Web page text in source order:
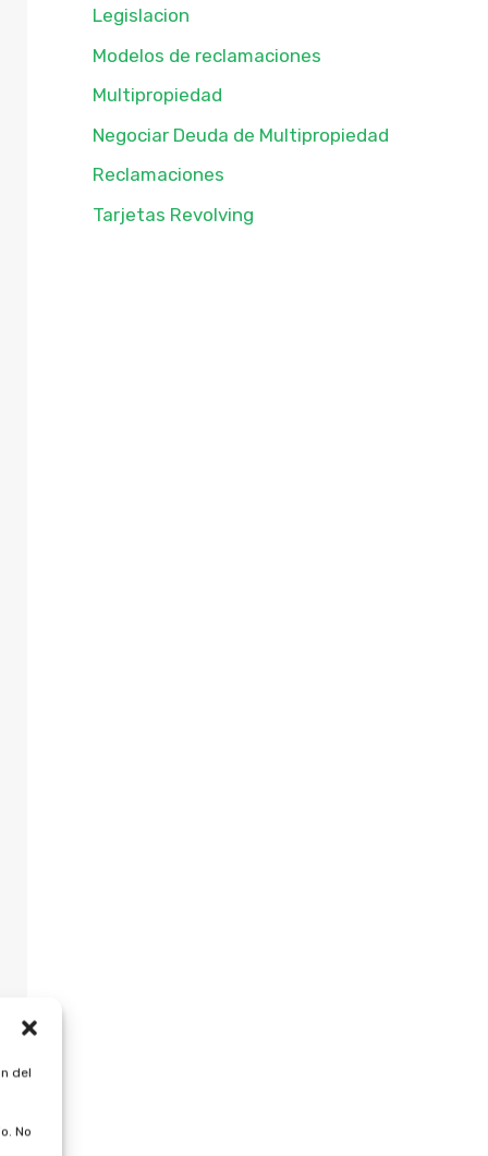
del
No
Legislacion
Modelos de reclamaciones
Multipropiedad
Negociar Deuda de Multipropiedad
Reclamaciones
Tarjetas Revolving